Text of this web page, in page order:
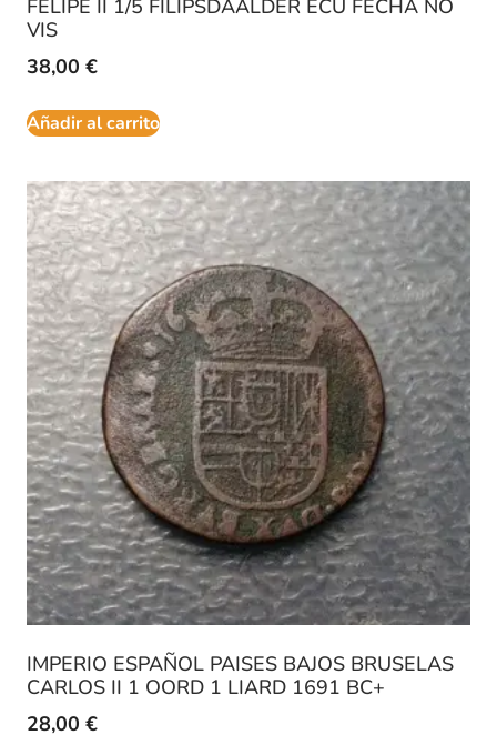
FELIPE II 1/5 FILIPSDAALDER ECU FECHA NO
VIS
38,00 €
Añadir al carrito
IMPERIO ESPAÑOL PAISES BAJOS BRUSELAS
CARLOS II 1 OORD 1 LIARD 1691 BC+
28,00 €